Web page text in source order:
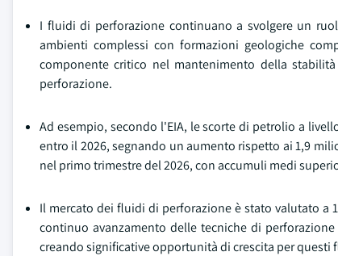
I fluidi di perforazione continuano a svolgere un
ambienti complessi con formazioni geologiche
componente critico nel mantenimento della
perforazione.
Ad esempio, secondo l'EIA, le scorte di petrolio a
entro il 2026, segnando un aumento rispetto ai 1,9
nel primo trimestre del 2026, con accumuli medi
Il mercato dei fluidi di perforazione è stato valutato a
continuo avanzamento delle tecniche di
creando significative opportunità di crescita per questi